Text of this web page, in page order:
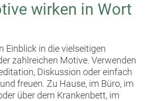
wirken in Wort
Einblick in die vielseitigen
zahlreichen Motive. Verwenden
Diskussion oder einfach
freuen. Zu Hause, im Büro, im
über dem Krankenbett, im